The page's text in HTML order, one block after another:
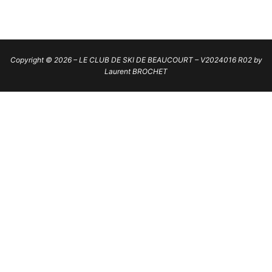
Copyright © 2026 – LE CLUB DE SKI DE BEAUCOURT – V2024016 R02 by
Laurent BROCHET